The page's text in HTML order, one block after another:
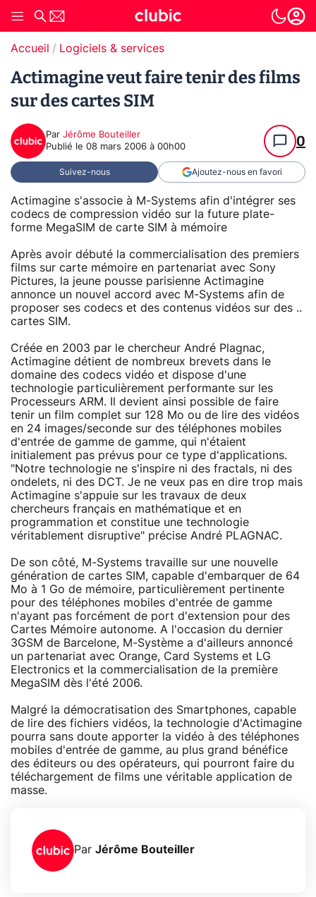
Accueil Logiciels & services
Actimagine veut faire tenir des films
sur des cartes SIM
Par Jérôme Bouteiller
Publié le 08 mars 2006 à 00h00 0
Suivez-nous Ajoutez-nous en favori
Actimagine s'associe à M-Systems afin d'intégrer ses
codecs de compression vidéo sur la future plate-
forme MegaSIM de carte SIM à mémoire
Après avoir débuté la commercialisation des premiers
films sur carte mémoire en partenariat avec Sony
Pictures, la jeune pousse parisienne Actimagine
annonce un nouvel accord avec M-Systems afin de
proposer ses codecs et des contenus vidéos sur des ..
cartes SIM.
Créée en 2003 par le chercheur André Plagnac,
Actimagine détient de nombreux brevets dans le
domaine des codecs vidéo et dispose d'une
technologie particulièrement performante sur les
Processeurs ARM. Il devient ainsi possible de faire
tenir un film complet sur 128 Mo ou de lire des vidéos
en 24 images/seconde sur des téléphones mobiles
d'entrée de gamme de gamme, qui n'étaient
initialement pas prévus pour ce type d'applications.
"Notre technologie ne s'inspire ni des fractals, ni des
ondelets, ni des DCT. Je ne veux pas en dire trop mais
Actimagine s'appuie sur les travaux de deux
chercheurs français en mathématique et en
programmation et constitue une technologie
véritablement disruptive" précise André PLAGNAC.
De son côté, M-Systems travaille sur une nouvelle
génération de cartes SIM, capable d'embarquer de 64
Mo à 1 Go de mémoire, particulièrement pertinente
pour des téléphones mobiles d'entrée de gamme
n'ayant pas forcément de port d'extension pour des
Cartes Mémoire autonome. A l'occasion du dernier
3GSM de Barcelone, M-Système a d'ailleurs annoncé
un partenariat avec Orange, Card Systems et LG
Electronics et la commercialisation de la première
MegaSIM dès l'été 2006.
Malgré la démocratisation des Smartphones, capable
de lire des fichiers vidéos, la technologie d'Actimagine
pourra sans doute apporter la vidéo à des téléphones
mobiles d'entrée de gamme, au plus grand bénéfice
des éditeurs ou des opérateurs, qui pourront faire du
téléchargement de films une véritable application de
masse.
Par Jérôme Bouteiller